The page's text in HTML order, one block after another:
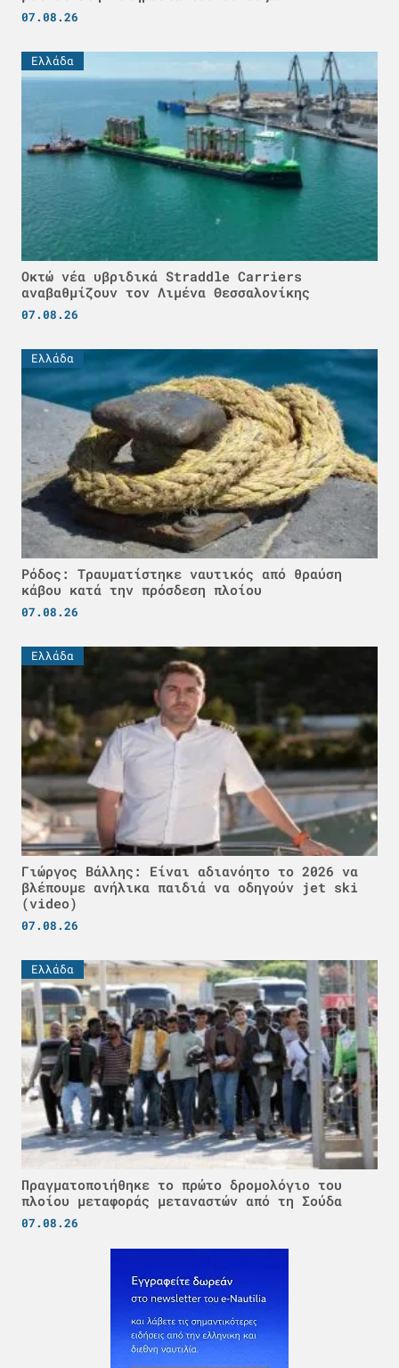
07.08.26
Ελλάδα
Οκτώ νέα υβριδικά Straddle Carriers
αναβαθμίζουν τον Λιμένα Θεσσαλονίκης
07.08.26
Ελλάδα
Ρόδος: Τραυματίστηκε ναυτικός από θραύση
κάβου κατά την πρόσδεση πλοίου
07.08.26
Ελλάδα
Γιώργος Βάλλης: Είναι αδιανόητο το 2026 να
βλέπουμε ανήλικα παιδιά να οδηγούν jet ski
(video)
07.08.26
Ελλάδα
Πραγματοποιήθηκε το πρώτο δρομολόγιο του
πλοίου μεταφοράς μεταναστών από τη Σούδα
07.08.26